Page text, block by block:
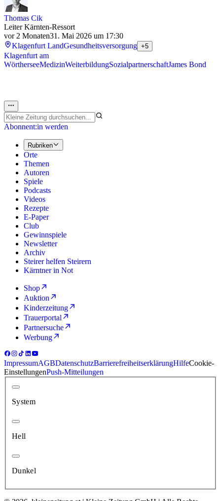
Thomas Cik
Leiter Kärnten-Ressort
vor 2 Monaten31. Mai 2026 um 17:30
Klagenfurt LandGesundheitsversorgung +5
Klagenfurt am
WörtherseeMedizinWeiterbildungSozialpartnerschaftJames Bond
Abonnent:in werden
Rubriken
Orte
Themen
Autoren
Spiele
Podcasts
Videos
Rezepte
E-Paper
Club
Gewinnspiele
Newsletter
Archiv
Steirer helfen Steirern
Kärntner in Not
Shop
Auktion
Kinderzeitung
Trauerportal
Partnersuche
Werbung
ImpressumAGBDatenschutzBarrierefreiheitserklärungHilfeCookie-
EinstellungenPush-Mitteilungen
System
Hell
Dunkel